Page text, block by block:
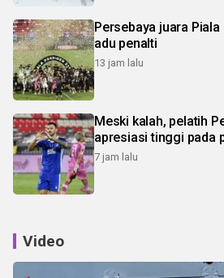
Persebaya juara
adu penalti
13 jam lalu
Meski kalah, pelatih
apresiasi tinggi pada
7 jam lalu
Video